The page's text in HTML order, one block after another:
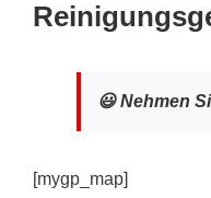
😃 Nehmen
[mygp_map]